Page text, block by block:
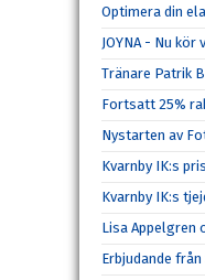
Optimera din
JOYNA - Nu kör
Tränare Patrik
Fortsatt 25%
Nystarten av
Kvarnby IK:s
Kvarnby IK:s
Lisa Appelgren
Erbjudande